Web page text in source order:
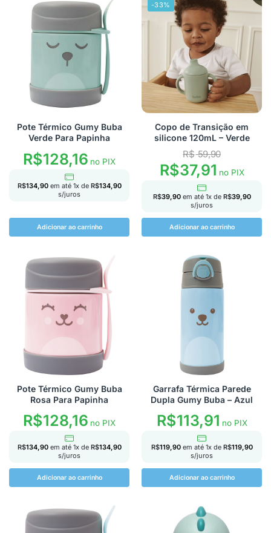
Pote Térmico Gumy Buba
Verde Para Papinha
R$128,16 no PIX
R$134,90 em até 1x de R$134,90
s/juros
Adicionar ao carrinho
-33%
Copo de Transição em
silicone 120mL – Verde
R$59,90
R$37,91 no PIX
R$39,90 em até 1x de R$39,90
s/juros
Adicionar ao carrinho
Pote Térmico Gumy Buba
Rosa Para Papinha
R$128,16 no PIX
R$134,90 em até 1x de R$134,90
s/juros
Adicionar ao carrinho
Garrafa Térmica Parede
Dupla Gumy Buba – Azul
R$113,91 no PIX
R$119,90 em até 1x de R$119,90
s/juros
Adicionar ao carrinho